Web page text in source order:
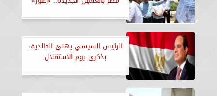
الرئيس السيسي يهنئ المالديف
بذكرى يوم الاستقلال